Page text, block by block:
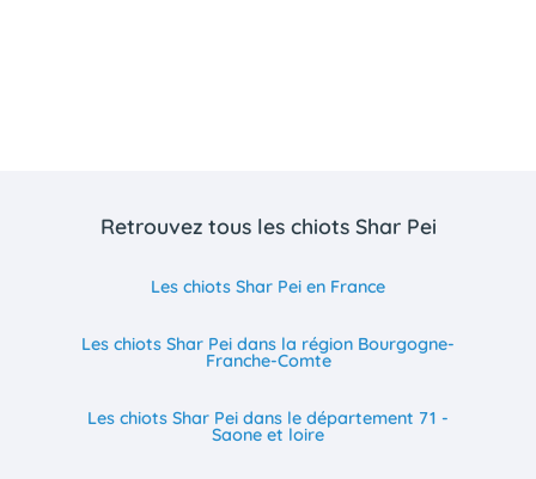
Retrouvez tous les chiots Shar Pei
Les chiots Shar Pei en France
Les chiots Shar Pei dans la région Bourgogne-
Franche-Comte
Les chiots Shar Pei dans le département 71 -
Saone et loire